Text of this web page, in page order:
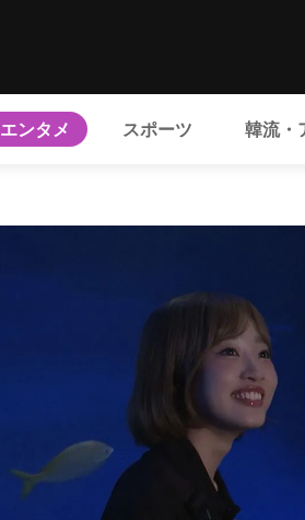
エンタメ スポーツ 韓流・